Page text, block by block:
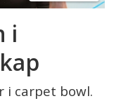
i
i carpet bowl.